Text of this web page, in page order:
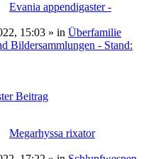
Evania appendigaster -
15:03 » in Überfamilie
Bildersammlungen - Stand:
Beitrag
Megarhyssa rixator